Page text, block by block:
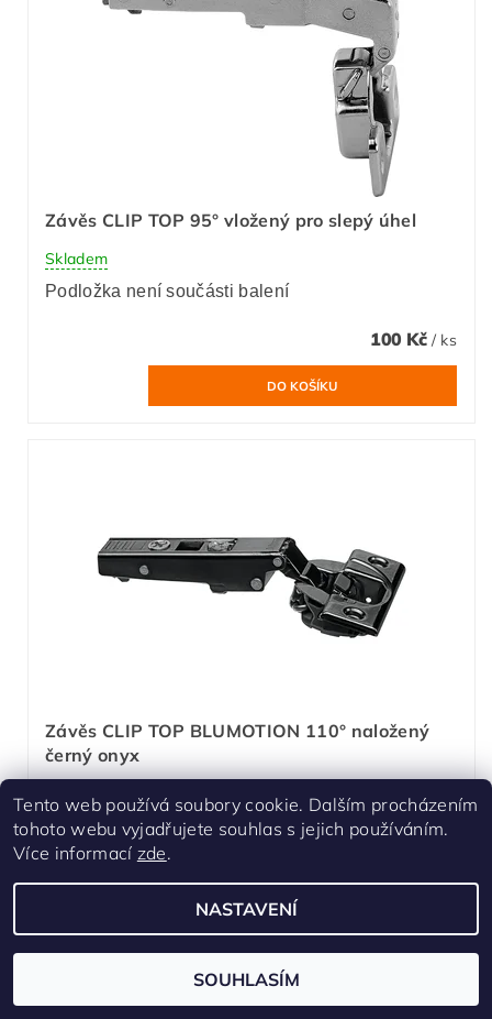
Závěs CLIP TOP 95° vložený pro slepý úhel
Skladem
Podložka není součásti balení
100 Kč / ks
Závěs CLIP TOP BLUMOTION 110° naložený
černý onyx
Podložka není součásti balení
Tento web používá soubory cookie. Dalším procházením
tohoto webu vyjadřujete souhlas s jejich používáním.
Více informací zde.
NASTAVENÍ
SOUHLASÍM